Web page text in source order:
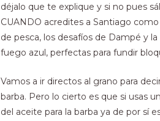
déjalo que te explique y si no pues
CUANDO acredites a Santiago
de pesca, los desafíos de Dampé y
fuego azul, perfectas para fundir
Vamos a ir directos al grano para
barba. Pero lo cierto es que si usas
del aceite para la barba ya de por sí